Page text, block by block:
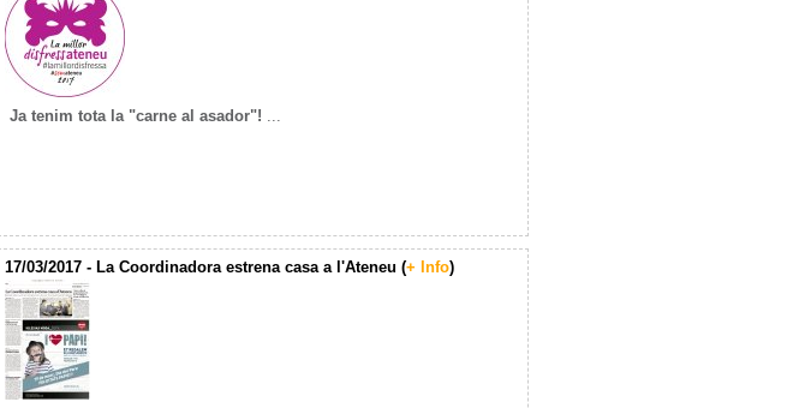
Ja tenim tota la "carne al asador"! ...
17/03/2017 - La Coordinadora estrena casa a l'Ateneu (+ Info)